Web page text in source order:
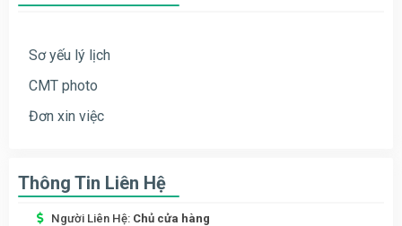
Sơ yếu lý lịch
CMT photo
Đơn xin việc
Thông Tin Liên Hệ
Người Liên Hệ: Chủ cửa hàng